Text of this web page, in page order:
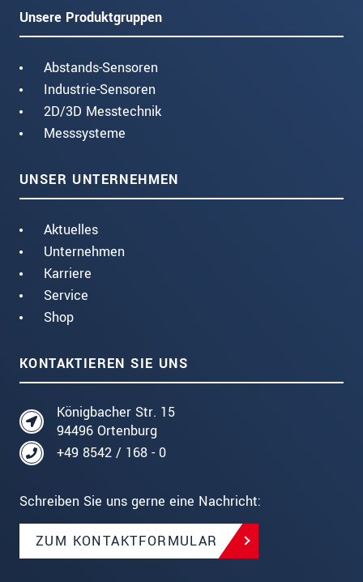
Unsere Produktgruppen
Abstands-Sensoren
Industrie-Sensoren
2D/3D Messtechnik
Messsysteme
UNSER UNTERNEHMEN
Aktuelles
Unternehmen
Karriere
Service
Shop
KONTAKTIEREN SIE UNS
Königbacher Str. 15
94496 Ortenburg
+49 8542 / 168 - 0
Schreiben Sie uns gerne eine Nachricht:
ZUM KONTAKTFORMULAR